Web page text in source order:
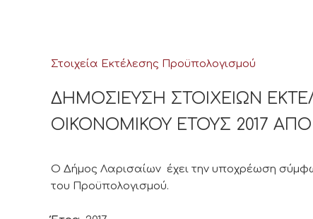
Στοιχεία Εκτέλεσης Προϋπολογισμού
ΔΗΜΟΣΙΕΥΣΗ ΣΤΟΙΧΕΙΩΝ
ΟΙΚΟΝΟΜΙΚΟΥ ΕΤΟΥΣ 2017 ΑΠΟ
Ο Δήμος Λαρισαίων έχει την υποχρέωση
του Προϋπολογισμού.